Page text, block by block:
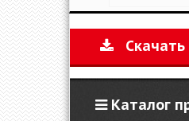
Скачать
Каталог